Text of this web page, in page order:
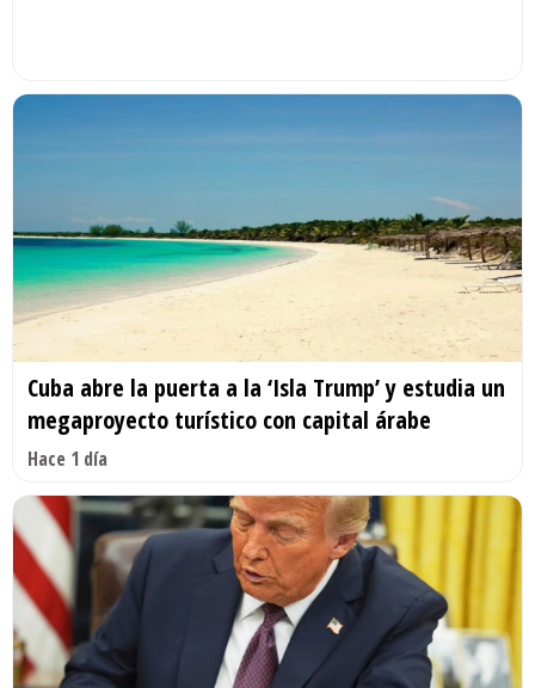
Cuba abre la puerta a la ‘Isla Trump’ y estudia un
megaproyecto turístico con capital árabe
Hace 1 día